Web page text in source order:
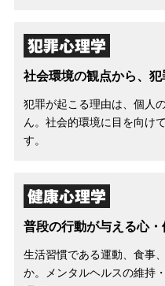
犯罪心理学
社会環境の観点から、
犯罪が起こる理由は、個人
ん。社会的環境に目を向け
す。
健康心理学
普段の行動が与える心
生活習慣である運動、食事
か。メンタルヘルスの維持